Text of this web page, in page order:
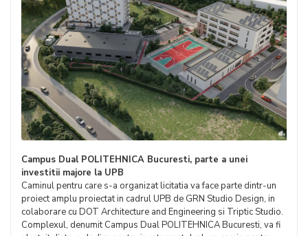
Campus Dual POLITEHNICA Bucuresti, parte a unei
investitii majore la UPB
Caminul pentru care s-a organizat licitatia va face parte dintr-un
proiect amplu proiectat in cadrul UPB de GRN Studio Design, in
colaborare cu DOT Architecture and Engineering si Triptic Studio.
Complexul, denumit Campus Dual POLITEHNICA Bucuresti, va fi